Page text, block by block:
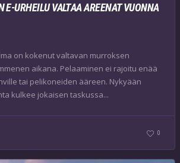
E-URHEILU VALTAA AREENAT VUONNA
on kokenut valtavan murroksen
aikana. Pelaaminen ei rajoitu enää
tai pelikoneiden ääreen. Nykyään
kulkee jokaisen taskussa...
0